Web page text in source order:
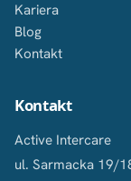
Kariera
Blog
Kontakt
Kontakt
Active Intercare
ul. Sarmacka 19/